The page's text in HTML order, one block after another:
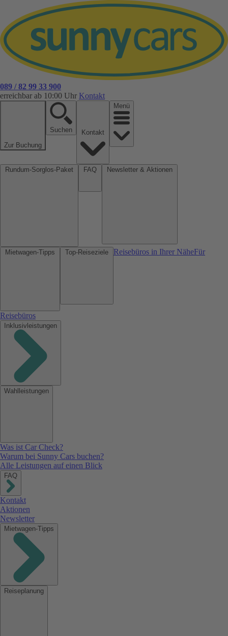
089 / 82 99 33 900
erreichbar ab 10:00 Uhr Kontakt
Zur Buchung
Suchen
Menü
Reisebüros in Ihrer NäheFür
Reisebüros
Inklusivleistungen
Wahlleistungen
Was ist Car Check?
Warum bei Sunny Cars buchen?
Alle Leistungen auf einen Blick
FAQ
Kontakt
Aktionen
Newsletter
Mietwagen-Tipps
Reiseplanung